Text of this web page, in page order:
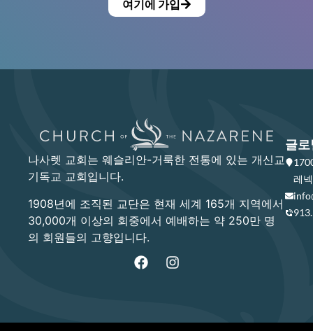
여기에 가입
나사렛 교회는 웨슬리안-거룩한 전통에 있는 개신교
기독교 교회입니다.
1908년에 조직된 교단은 현재 세계 165개 지역에서
30,000개 이상의 회중에서 예배하는 약 250만 명
의 회원들의 고향입니다.
글로
레